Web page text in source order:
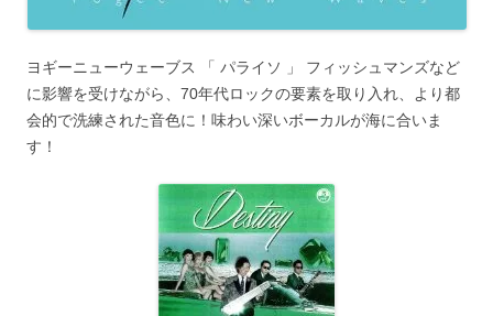
ヨギーニューウェーブス 「 パライソ 」 フィッシュマンズなど
に影響を受けながら、70年代ロックの要素を取り入れ、より都
会的で洗練された音色に！味わい深いボーカルが海に合いま
す！